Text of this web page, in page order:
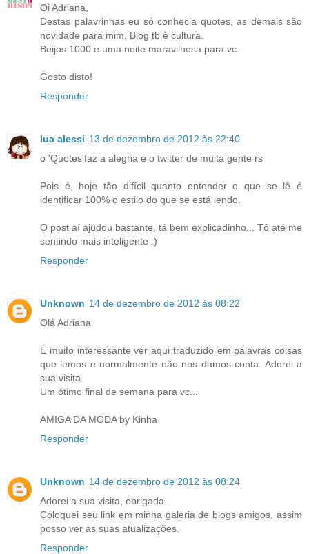
Oi Adriana,
Destas palavrinhas eu só conhecia quotes, as demais são
novidade para mim. Blog tb é cultura.
Beijos 1000 e uma noite maravilhosa para vc.
Gosto disto!
Responder
lua alessi 13 de dezembro de 2012 às 22:40
o 'Quotes'faz a alegria e o twitter de muita gente rs
Pois é, hoje tão difícil quanto entender o que se lê é
identificar 100% o estilo do que se está lendo.
O post aí ajudou bastante, tá bem explicadinho... Tô até me
sentindo mais inteligente :)
Responder
Unknown 14 de dezembro de 2012 às 08:22
Olá Adriana
É muito interessante ver aqui traduzido em palavras coisas
que lemos e normalmente não nos damos conta. Adorei a
sua visita.
Um ótimo final de semana para vc...
AMIGA DA MODA by Kinha
Responder
Unknown 14 de dezembro de 2012 às 08:24
Adorei a sua visita, obrigada.
Coloquei seu link em minha galeria de blogs amigos, assim
posso ver as suas atualizações.
Responder